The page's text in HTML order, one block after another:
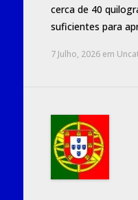
cerca de 40
suficientes para
7 Julho, 2026em